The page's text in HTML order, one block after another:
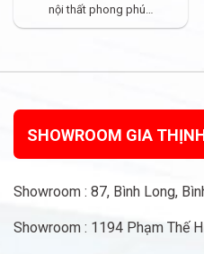
nội thất phong phú…
SHOWROOM GIA
Showroom : 87, Bình Long,
Showroom : 1194 Phạm Thế